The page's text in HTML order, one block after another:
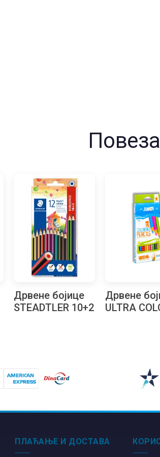
Дрвене бојице
STEADTLER 10+2
Дрвене
ULTRA
ПЛАЋАЊЕ И ДОСТАВА